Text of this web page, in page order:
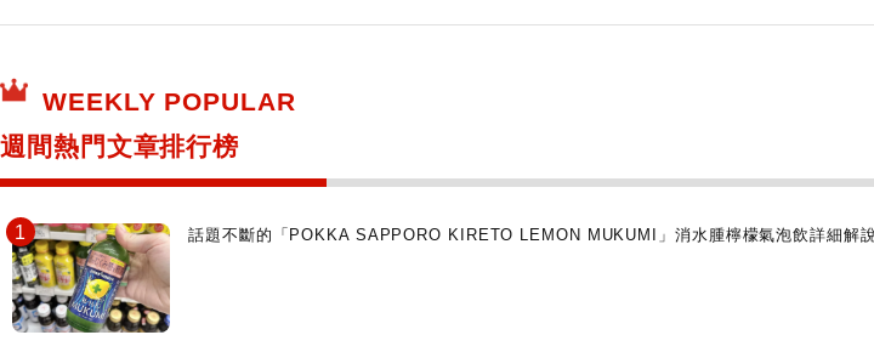
東京百貨店～TOKYO Depart～
WEEKLY POPULAR
週間熱門文章排行榜
話題不斷的「POKKA SAPPORO KIRETO LEMON MUKUMI」消水腫檸檬氣泡飲詳細解說